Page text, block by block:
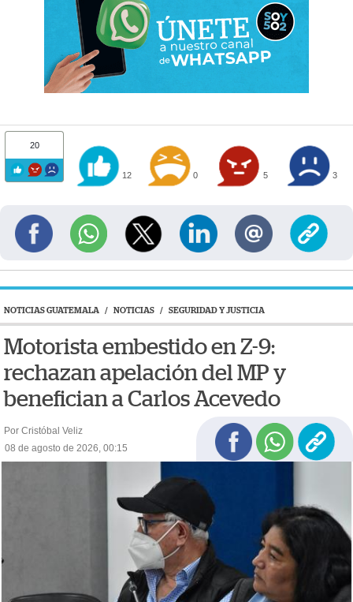
20
12 0 5 3
NOTICIAS GUATEMALA / NOTICIAS / SEGURIDAD Y JUSTICIA
Motorista embestido en Z-9:
rechazan apelación del MP y
benefician a Carlos Acevedo
Por Cristóbal Veliz
08 de agosto de 2026, 00:15